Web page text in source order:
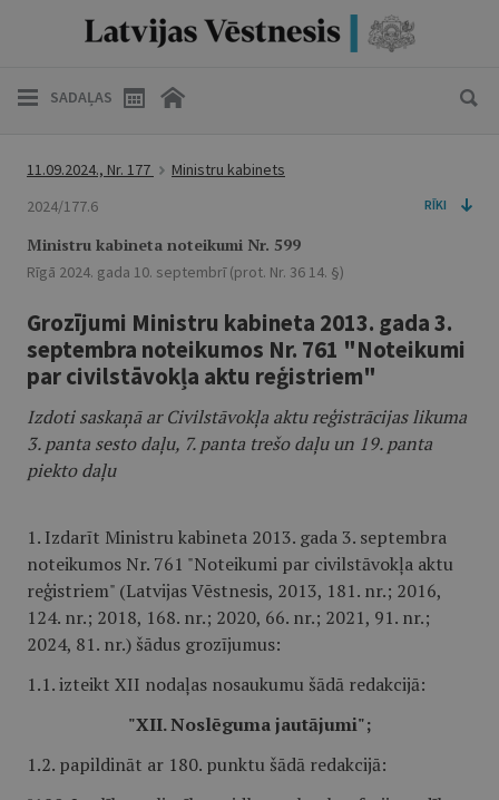
SADAĻAS
11.09.2024., Nr. 177
Ministru kabinets
2024/177.6
RĪKI
Ministru kabineta noteikumi Nr. 599
Rīgā 2024. gada 10. septembrī (prot. Nr. 36 14. §)
Grozījumi Ministru kabineta 2013. gada 3.
septembra noteikumos Nr. 761 "Noteikumi
par civilstāvokļa aktu reģistriem"
Izdoti saskaņā ar Civilstāvokļa aktu reģistrācijas likuma
3. panta sesto daļu, 7. panta trešo daļu un 19. panta
piekto daļu
1. Izdarīt Ministru kabineta 2013. gada 3. septembra
noteikumos Nr. 761 "Noteikumi par civilstāvokļa aktu
reģistriem" (Latvijas Vēstnesis, 2013, 181. nr.; 2016,
124. nr.; 2018, 168. nr.; 2020, 66. nr.; 2021, 91. nr.;
2024, 81. nr.) šādus grozījumus:
1.1. izteikt XII nodaļas nosaukumu šādā redakcijā:
"XII. Noslēguma jautājumi";
1.2. papildināt ar 180. punktu šādā redakcijā: